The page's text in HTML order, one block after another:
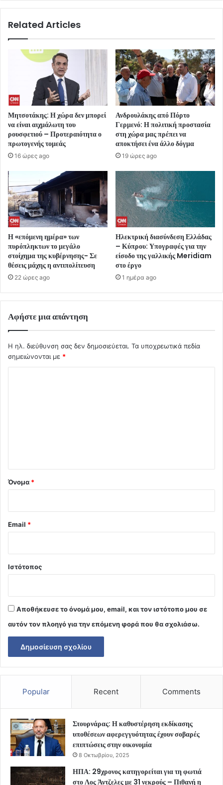
Related Articles
Μητσοτάκης: Η χώρα δεν μπορεί
να είναι αιχμάλωτη του
ρουσφετιού – Προτεραιότητα ο
πρωτογενής τομεάς
16 ώρες ago
Ανδρουλάκης από Πόρτο
Γερμενό: Η πολιτική προστασία
στη χώρα μας πρέπει να
αποκτήσει ένα άλλο δόγμα
19 ώρες ago
Η «επόμενη ημέρα» των
πυρόπληκτων το μεγάλο
στοίχημα της κυβέρνησης- Σε
θέσεις μάχης η αντιπολίτευση
22 ώρες ago
Ηλεκτρική διασύνδεση Ελλάδας
– Κύπρου: Υπογραφές για την
είσοδο της γαλλικής Meridiam
στο έργο
1 ημέρα ago
Αφήστε μια απάντηση
Η ηλ. διεύθυνση σας δεν δημοσιεύεται. Τα υποχρεωτικά πεδία
σημειώνονται με *
Όνομα *
Email *
Ιστότοπος
Αποθήκευσε το όνομά μου, email, και τον ιστότοπο μου σε
αυτόν τον πλοηγό για την επόμενη φορά που θα σχολιάσω.
Popular Recent Comments
Στουρνάρας: Η καθυστέρηση εκδίκασης
υποθέσεων αφερεγγυότητας έχουν σοβαρές
επιπτώσεις στην οικονομία
8 Οκτωβρίου, 2025
ΗΠΑ: 29χρονος κατηγορείται για τη φωτιά
στο Λος Άντζελες με 31 νεκρούς – Πιθανή η